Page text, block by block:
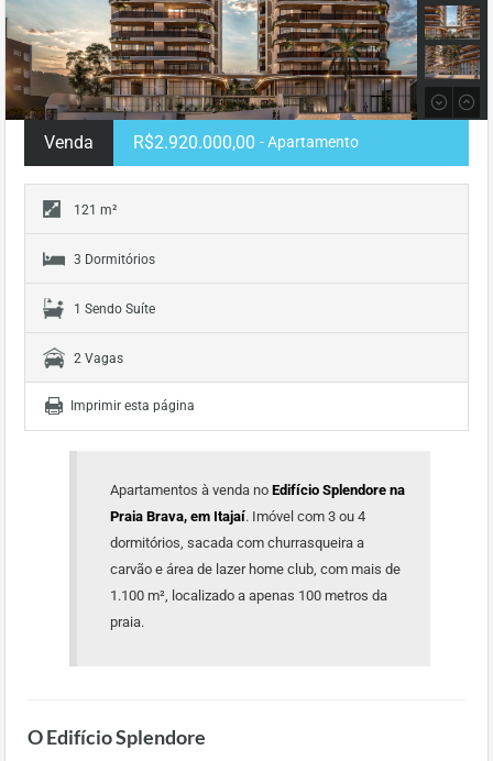
Venda R$2.920.000,00 - Apartamento
121 m²
3 Dormitórios
1 Sendo Suíte
2 Vagas
Imprimir esta página
Apartamentos à venda no Edifício Splendore na
Praia Brava, em Itajaí. Imóvel com 3 ou 4
dormitórios, sacada com churrasqueira a
carvão e área de lazer home club, com mais de
1.100 m², localizado a apenas 100 metros da
praia.
O Edifício Splendore